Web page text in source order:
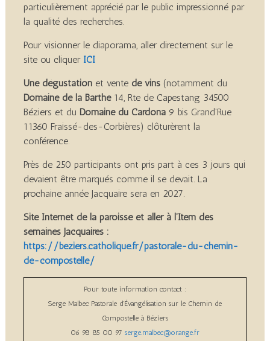
particulièrement apprécié par le public impressionné par
la qualité des recherches.
Pour visionner le diaporama, aller directement sur le
site ou cliquer ICI
Une dégustation et ventede vins(notamment du
Domaine de la Barthe 14, Rte de Capestang 34500
Béziers et du Domaine du Cardona9 bis Grand’Rue
11360 Fraissé-des-Corbières) clôturèrent la
conférence.
Près de 250 participants ont pris part à ces 3 jours qui
devaient être marqués comme il se devait. La
prochaine année Jacquaire sera en 2027.
Site Internet de la paroisse et aller à l’Item des
semaines Jacquaires :
https://beziers.catholique.fr/pastorale-du-chemin-
de-compostelle/
Pour toute information contact :
Serge Malbec Pastorale d’Évangélisation sur le Chemin de
Compostelle à Béziers
06 98 85 00 97 serge.malbec@orange.fr